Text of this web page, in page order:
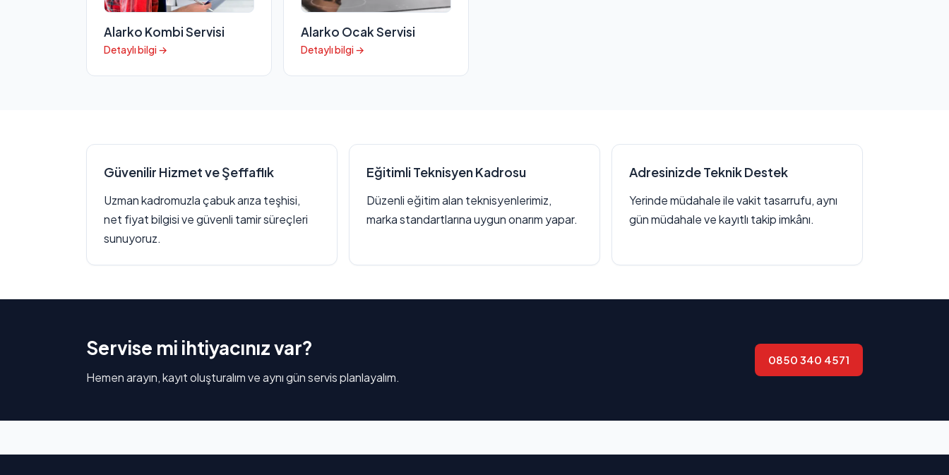
Alarko Kombi Servisi
Detaylı bilgi →
Alarko Ocak Servisi
Detaylı bilgi →
Güvenilir Hizmet ve Şeffaflık
Uzman kadromuzla çabuk arıza teşhisi,
net fiyat bilgisi ve güvenli tamir süreçleri
sunuyoruz.
Eğitimli Teknisyen Kadrosu
Düzenli eğitim alan teknisyenlerimiz,
marka standartlarına uygun onarım yapar.
Adresinizde Teknik Destek
Yerinde müdahale ile vakit tasarrufu, aynı
gün müdahale ve kayıtlı takip imkânı.
Servise mi ihtiyacınız var?
Hemen arayın, kayıt oluşturalım ve aynı gün servis planlayalım.
0850 340 4571